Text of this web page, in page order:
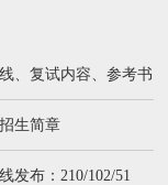
、复试内容、参考书
生简章
发布：210/102/51